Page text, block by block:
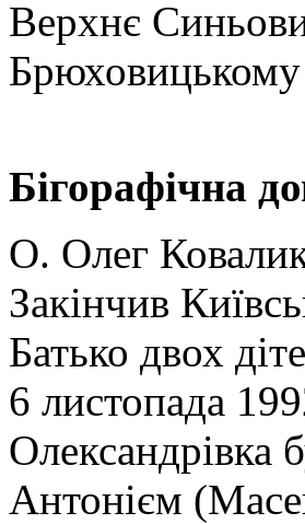
Верхнє
Брюховицькому
Бігорафічна
О. Олег
Закінчив
Батько двох
6 листопада
Олександрівка
Антонієм